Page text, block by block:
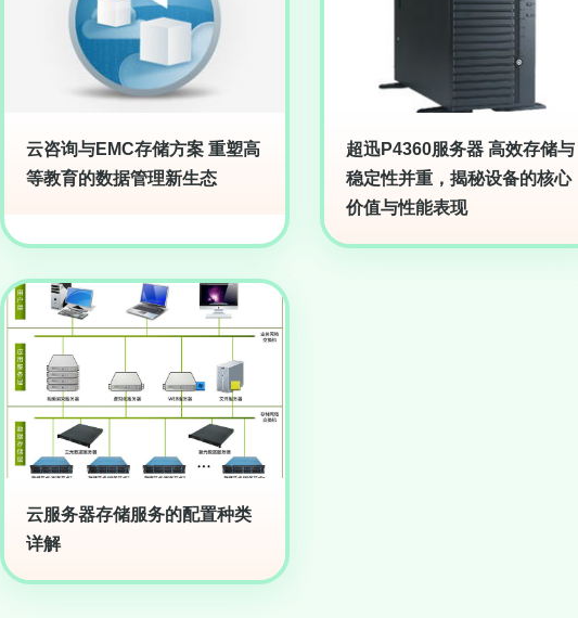
云咨询与EMC存储方案 重塑高
等教育的数据管理新生态
超迅P4360服务器 高效存储与
稳定性并重，揭秘设备的核心
价值与性能表现
云服务器存储服务的配置种类
详解